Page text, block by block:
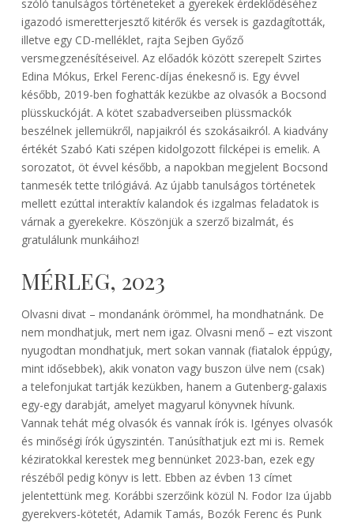
szóló tanulságos történeteket a gyerekek érdeklődéséhez
igazodó ismeretterjesztő kitérők és versek is gazdagították,
illetve egy CD-melléklet, rajta Sejben Győző
versmegzenésítéseivel. Az előadók között szerepelt Szirtes
Edina Mókus, Erkel Ferenc-díjas énekesnő is. Egy évvel
később, 2019-ben foghatták kezükbe az olvasók a Bocsond
plüsskuckóját. A kötet szabadverseiben plüssmackók
beszélnek jellemükről, napjaikról és szokásaikról. A kiadvány
értékét Szabó Kati szépen kidolgozott filcképei is emelik. A
sorozatot, öt évvel később, a napokban megjelent Bocsond
tanmesék tette trilógiává. Az újabb tanulságos történetek
mellett ezúttal interaktív kalandok és izgalmas feladatok is
várnak a gyerekekre. Köszönjük a szerző bizalmát, és
gratulálunk munkáihoz!
MÉRLEG, 2023
Olvasni divat – mondanánk örömmel, ha mondhatnánk. De
nem mondhatjuk, mert nem igaz. Olvasni menő – ezt viszont
nyugodtan mondhatjuk, mert sokan vannak (fiatalok éppúgy,
mint idősebbek), akik vonaton vagy buszon ülve nem (csak)
a telefonjukat tartják kezükben, hanem a Gutenberg-galaxis
egy-egy darabját, amelyet magyarul könyvnek hívunk.
Vannak tehát még olvasók és vannak írók is. Igényes olvasók
és minőségi írók úgyszintén. Tanúsíthatjuk ezt mi is. Remek
kéziratokkal kerestek meg bennünket 2023-ban, ezek egy
részéből pedig könyv is lett. Ebben az évben 13 címet
jelentettünk meg. Korábbi szerzőink közül N. Fodor Iza újabb
gyerekvers-kötetét, Adamik Tamás, Bozók Ferenc és Punk